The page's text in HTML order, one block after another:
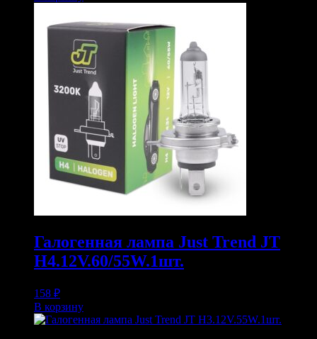
Галогенная лампа Just Trend JT
H4.12V.60/55W.1шт.
158 ₽
В корзину